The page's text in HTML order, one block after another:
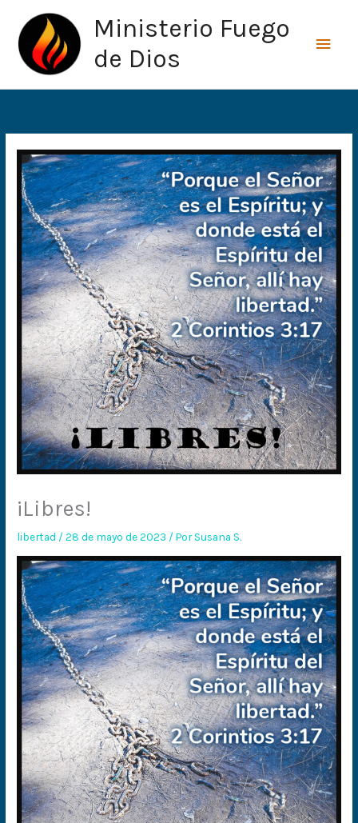
contenido
Ministerio Fuego
de Dios
¡Libres!
libertad /28 de mayo de 2023 / PorSusana S.